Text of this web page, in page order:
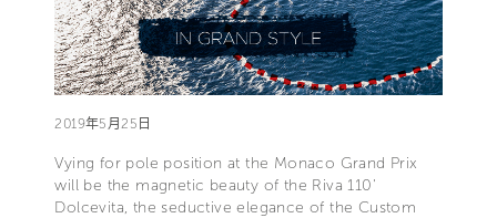
2019年5月25日
Vying for pole position at the Monaco Grand Prix
will be the magnetic beauty of the Riva 110'
Dolcevita, the seductive elegance of the Custom